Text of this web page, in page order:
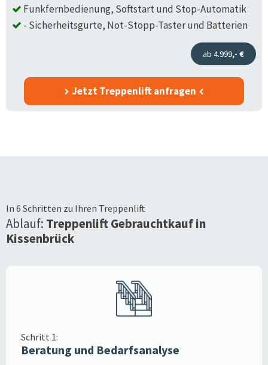
Funkfernbedienung, Softstart und Stop-Automatik
- Sicherheitsgurte, Not-Stopp-Taster und Batterien
ab 4.999,- €
Jetzt Treppenlift anfragen
In 6 Schritten zu Ihren Treppenlift
Ablauf: Treppenlift Gebrauchtkauf in
Kissenbrück
Schritt 1:
Beratung und Bedarfsanalyse